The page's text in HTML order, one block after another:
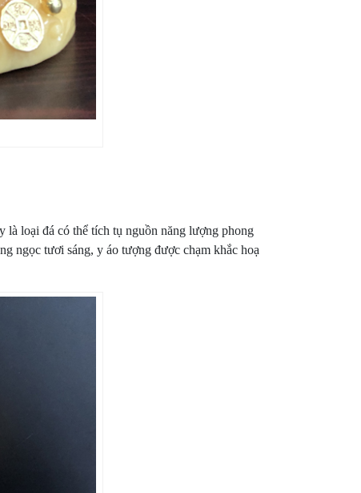
loại đá có thể tích tụ nguồn năng lượng phong
ngọc tươi sáng, y áo tượng được chạm khắc hoạ